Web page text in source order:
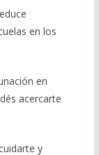
en los
en
acercarte
y